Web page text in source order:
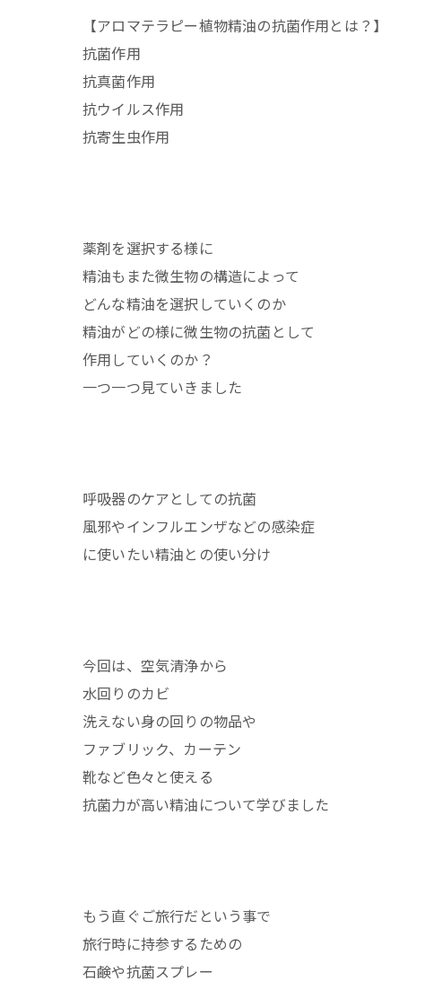
【アロマテラピー植物精油の抗菌作用とは？】
抗菌作用
抗真菌作用
抗ウイルス作用
抗寄生虫作用
薬剤を選択する様に
精油もまた微生物の構造によって
どんな精油を選択していくのか
精油がどの様に微生物の抗菌として
作用していくのか？
一つ一つ見ていきました
呼吸器のケアとしての抗菌
風邪やインフルエンザなどの感染症
に使いたい精油との使い分け
今回は、空気清浄から
水回りのカビ
洗えない身の回りの物品や
ファブリック、カーテン
靴など色々と使える
抗菌力が高い精油について学びました
もう直ぐご旅行だという事で
旅行時に持参するための
石鹸や抗菌スプレー